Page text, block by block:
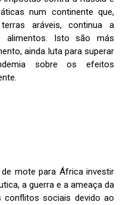
num continente que,
aráveis, continua a
alimentos. Isto são más
ainda luta para superar
sobre os efeitos
mote para África investir
a guerra e a ameaça da
sociais devido ao